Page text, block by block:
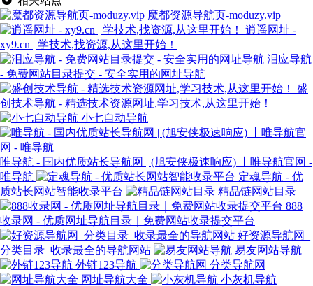
魔都资源导航页-moduzy.vip
逍遥网址 -
xy9.cn | 学技术,找资源,从这里开始！
泪应导航
- 免费网站目录提交 - 安全实用的网址导航
盛
创技术导航 - 精选技术资源网址,学习技术,从这里开始！
小七自动导航
唯导航 - 国内优质站长导航网 | (旭安侠极速响应) 丨唯导航官网 -
唯导航
定魂导航 - 优
质站长网站智能收录平台
精品链网站目录
888
收录网 - 优质网址导航目录｜免费网站收录提交平台
好资源导航网_
分类目录_收录最全的导航网站
易友网站导航
外链123导航
分类导航网
网址导航大全
小灰机导航